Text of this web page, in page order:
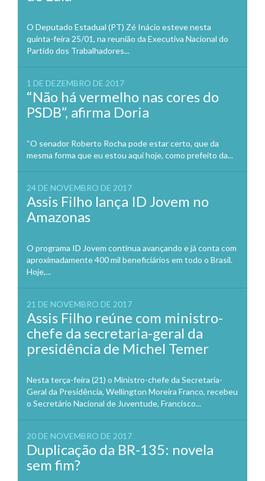
O Deputado Estadual (PT) Zé Inácio esteve nesta
quinta-feira 25/01, na reunião da Executiva Nacional do
Partido dos Trabalhadores...
1 DE DEZEMBRO DE 2017
“Não há vermelho nas cores do
PSDB”, afirma Doria
“O senador Roberto Rocha pode estar certo, que da
mesma forma que eu estou aqui hoje, como prefeito da...
24 DE NOVEMBRO DE 2017
Assis Filho lança ID Jovem no
Amazonas
O programa ID Jovem continua avançando e já conta com
aproximadamente 400 mil beneficiários em todo o Brasil.
Hoje,...
21 DE NOVEMBRO DE 2017
Assis Filho reúne com ministro-
chefe da secretaria-geral da
presidência de Michel Temer
Nesta terça-feira (21) o Ministro-chefe da Secretaria-
Geral da Presidência, Wellington Moreira Franco, recebeu
o Secretário Nacional de Juventude, Francisco...
20 DE NOVEMBRO DE 2017
Duplicação da BR-135: novela
sem fim?